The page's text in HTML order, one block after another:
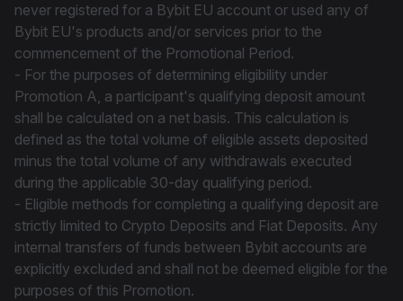
never registered for a Bybit EU account or used any of
Bybit EU's products and/or services prior to the
commencement of the Promotional Period.
- For the purposes of determining eligibility under
Promotion A, a participant's qualifying deposit amount
shall be calculated on a net basis. This calculation is
defined as the total volume of eligible assets deposited
minus the total volume of any withdrawals executed
during the applicable 30-day qualifying period.
- Eligible methods for completing a qualifying deposit are
strictly limited to Crypto Deposits and Fiat Deposits. Any
internal transfers of funds between Bybit accounts are
explicitly excluded and shall not be deemed eligible for the
purposes of this Promotion.